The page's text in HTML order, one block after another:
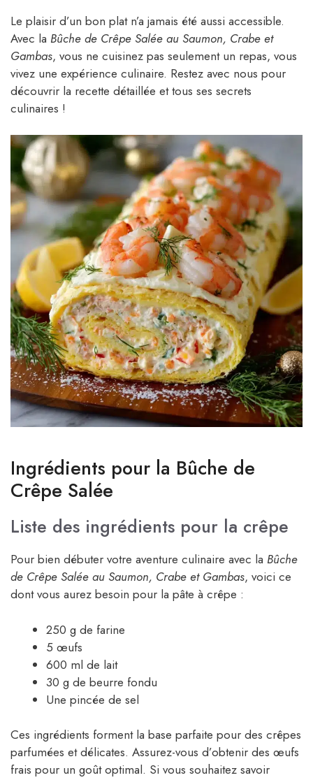
Le plaisir d’un bon plat n’a jamais été aussi accessible.
Avec la Bûche de Crêpe Salée au Saumon, Crabe et
Gambas, vous ne cuisinez pas seulement un repas, vous
vivez une expérience culinaire. Restez avec nous pour
découvrir la recette détaillée et tous ses secrets
culinaires !
Ingrédients pour la Bûche de
Crêpe Salée
Liste des ingrédients pour la crêpe
Pour bien débuter votre aventure culinaire avec la Bûche
de Crêpe Salée au Saumon, Crabe et Gambas, voici ce
dont vous aurez besoin pour la pâte à crêpe :
250 g de farine
5 œufs
600 ml de lait
30 g de beurre fondu
Une pincée de sel
Ces ingrédients forment la base parfaite pour des crêpes
parfumées et délicates. Assurez-vous d’obtenir des œufs
frais pour un goût optimal. Si vous souhaitez savoir